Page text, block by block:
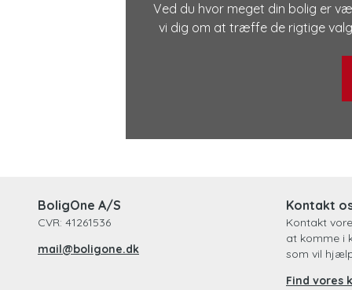
Ved du hvor meget din bolig er
vi dig om at træffe de rigtige
BoligOne A/S
CVR: 41261536
mail@boligone.dk
Kontakt
Kontakt
at komme i
som vil
Find vores